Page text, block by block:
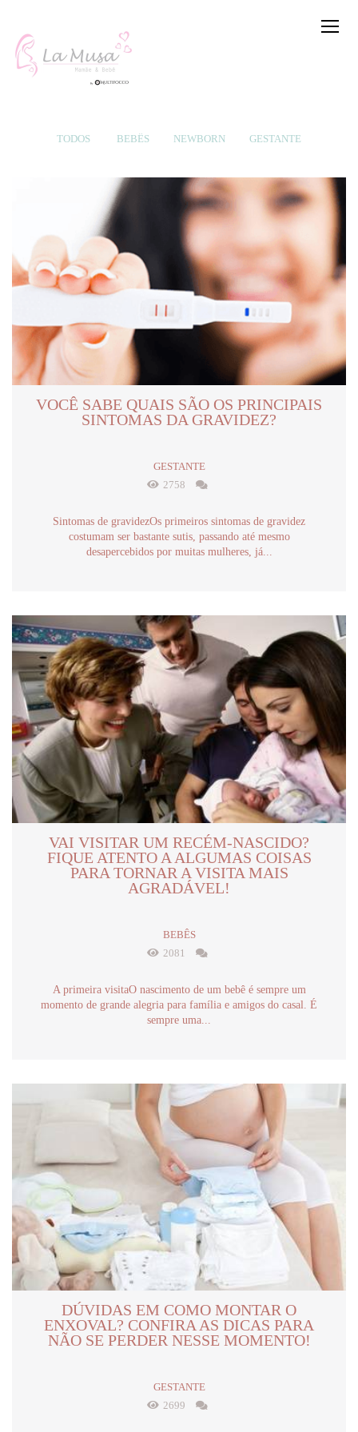
TODOS BEBÊS NEWBORN GESTANTE
VOCÊ SABE QUAIS SÃO OS PRINCIPAIS
SINTOMAS DA GRAVIDEZ?
GESTANTE
2758
Sintomas de gravidezOs primeiros sintomas de gravidez
costumam ser bastante sutis, passando até mesmo
desapercebidos por muitas mulheres, já...
VAI VISITAR UM RECÉM-NASCIDO?
FIQUE ATENTO A ALGUMAS COISAS
PARA TORNAR A VISITA MAIS
AGRADÁVEL!
BEBÊS
2081
A primeira visitaO nascimento de um bebê é sempre um
momento de grande alegria para família e amigos do casal. É
sempre uma...
DÚVIDAS EM COMO MONTAR O
ENXOVAL? CONFIRA AS DICAS PARA
NÃO SE PERDER NESSE MOMENTO!
GESTANTE
2699